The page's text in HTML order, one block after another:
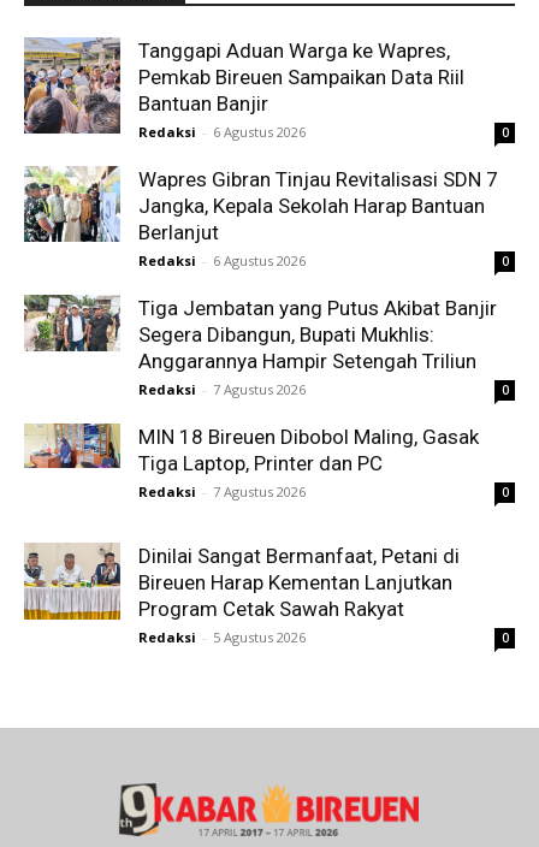
Tanggapi Aduan Warga ke Wapres,
Pemkab Bireuen Sampaikan Data Riil
Bantuan Banjir
Redaksi - 6 Agustus 2026 0
Wapres Gibran Tinjau Revitalisasi SDN 7
Jangka, Kepala Sekolah Harap Bantuan
Berlanjut
Redaksi - 6 Agustus 2026 0
Tiga Jembatan yang Putus Akibat Banjir
Segera Dibangun, Bupati Mukhlis:
Anggarannya Hampir Setengah Triliun
Redaksi - 7 Agustus 2026 0
MIN 18 Bireuen Dibobol Maling, Gasak
Tiga Laptop, Printer dan PC
Redaksi - 7 Agustus 2026 0
Dinilai Sangat Bermanfaat, Petani di
Bireuen Harap Kementan Lanjutkan
Program Cetak Sawah Rakyat
Redaksi - 5 Agustus 2026 0